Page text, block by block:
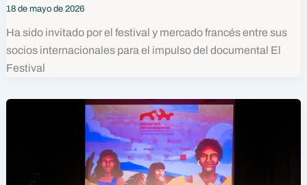
18 de mayo de 2026
Ha sido invitado por el festival y mercado francés entre sus
socios internacionales para el impulso del documental El
Festival